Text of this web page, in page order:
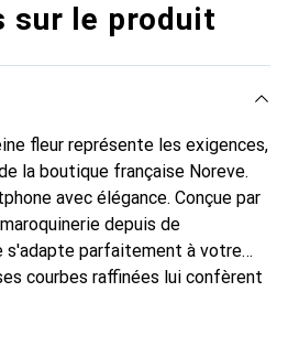
sur le produit
fleur représente les exigences,
la boutique française Noreve.
avec élégance. Conçue par
depuis de
s'adapte parfaitement à votre
courbes raffinées lui confèrent
smartphone. Reconnaître